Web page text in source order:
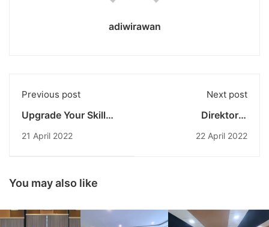
adiwirawan
Previous post
Upgrade Your Skill
Bussineses With
21 April 2022
Next post
Direktorat
Laksanakan Kegiatan
22 April 2022
You may also like